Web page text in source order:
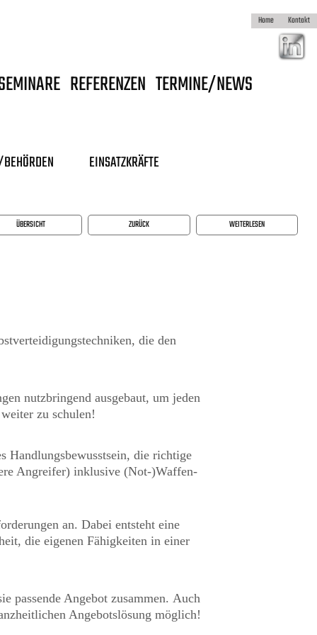
REFERENZEN TERMINE/NEWS
Home Kontakt
EINSATZKRÄFTE
ÜBERSICHT ZURÜCK WEITERLESEN
die den
nutzbringend ausgebaut, um jeden
zu schulen!
Handlungsbewusstsein, die richtige
Angreifer) inklusive (Not-)Waffen-
an. Dabei entsteht eine
die eigenen Fähigkeiten in einer
passende Angebot zusammen. Auch
Angebotslösung möglich!